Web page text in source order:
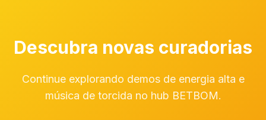
Descubra novas curadorias
Continue explorando demos de energia alta e
música de torcida no hub BETBOM.